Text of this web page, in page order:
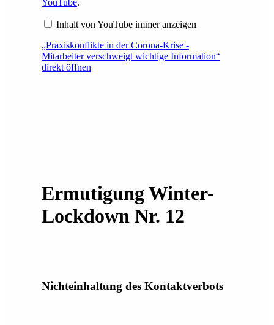
YouTube.
Inhalt von YouTube immer anzeigen
„Praxiskonflikte in der Corona-Krise -
Mitarbeiter verschweigt wichtige Information“
direkt öffnen
Ermutigung Winter-
Lockdown Nr. 12
Nichteinhaltung des Kontaktverbots